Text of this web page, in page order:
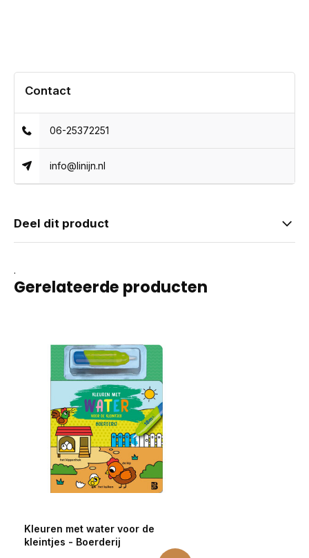
Contact
06-25372251
info@linijn.nl
Deel dit product
.
Gerelateerde producten
Kleuren met water voor de
kleintjes - Boerderij